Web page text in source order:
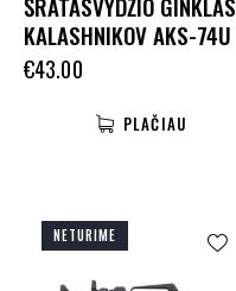
KALASHNIKOV AKS-74U
€43.00
PLAČIAU
NETURIME